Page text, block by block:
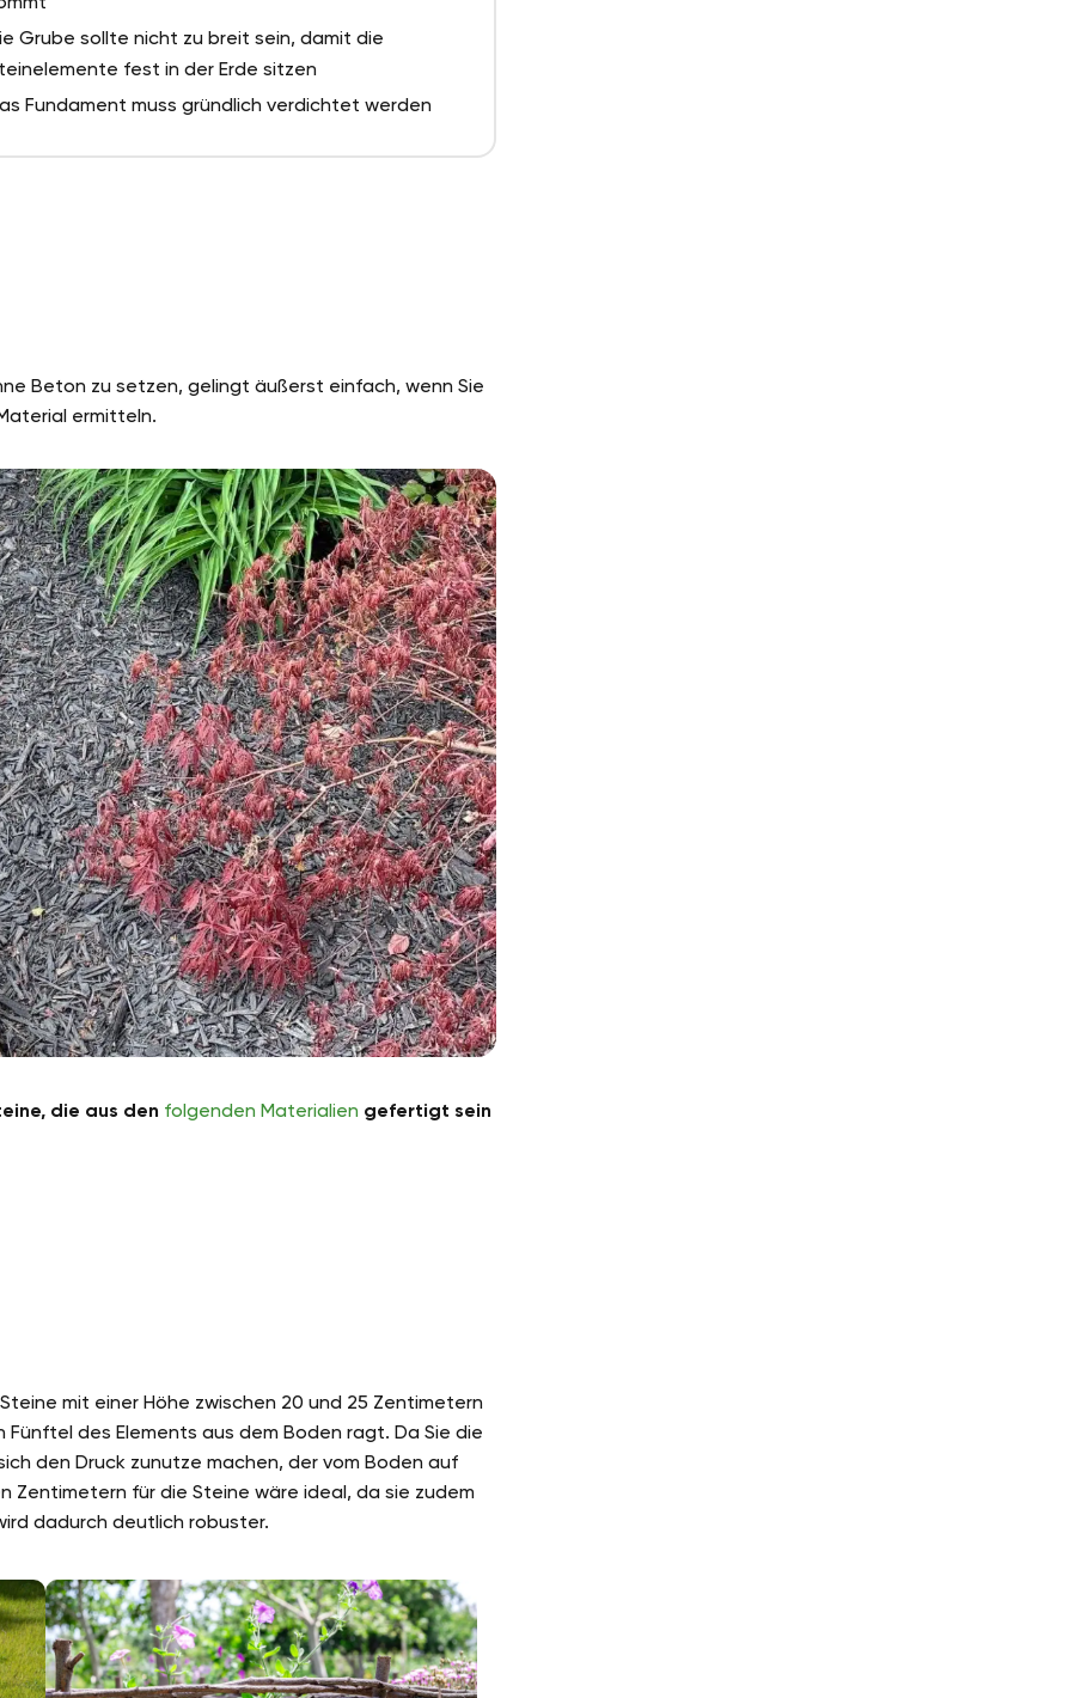
Grube sollte nicht zu breit sein, damit die
fest in der Erde sitzen
Fundament muss gründlich verdichtet werden
Beton zu setzen, gelingt äußerst einfach, wenn Sie
ermitteln.
die aus den folgenden Materialien gefertigt sein
mit einer Höhe zwischen 20 und 25 Zentimetern
des Elements aus dem Boden ragt. Da Sie die
den Druck zunutze machen, der vom Boden auf
Zentimetern für die Steine wäre ideal, da sie zudem
dadurch deutlich robuster.